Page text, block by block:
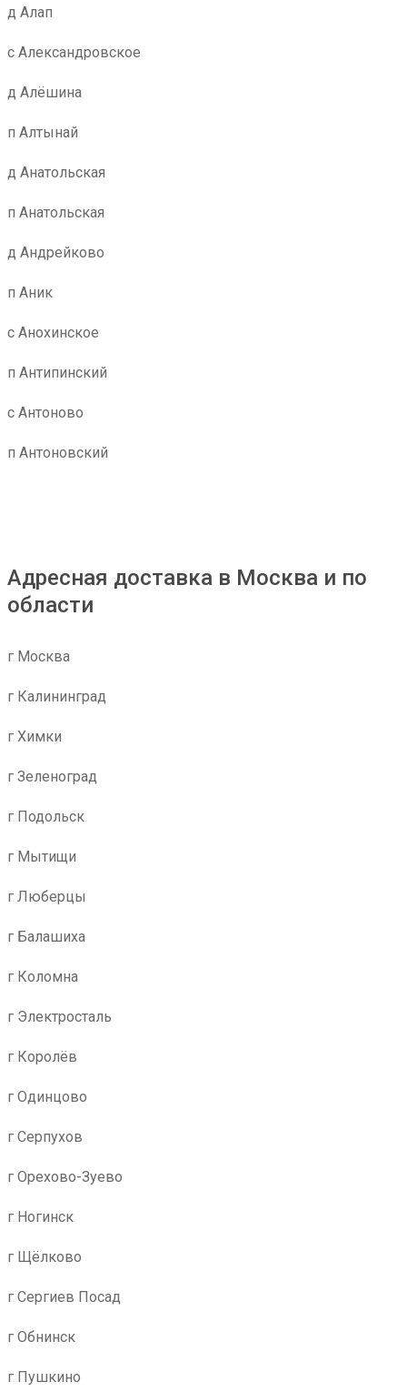
д Алап
с Александровское
д Алёшина
п Алтынай
д Анатольская
п Анатольская
д Андрейково
п Аник
с Анохинское
п Антипинский
с Антоново
п Антоновский
Адресная доставка в Москва и по
области
г Москва
г Калининград
г Химки
г Зеленоград
г Подольск
г Мытищи
г Люберцы
г Балашиха
г Коломна
г Электросталь
г Королёв
г Одинцово
г Серпухов
г Орехово-Зуево
г Ногинск
г Щёлково
г Сергиев Посад
г Обнинск
г Пушкино